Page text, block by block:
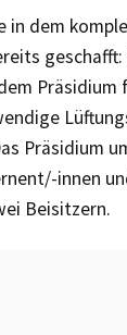
in dem
Präsidium
innen
Beisitzern.